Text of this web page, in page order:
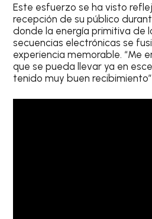
Este esfuerzo se ha visto
recepción de su público
donde la energía primitiva de
secuencias electrónicas se
experiencia memorable. “Me
que se pueda llevar ya en
tenido muy buen